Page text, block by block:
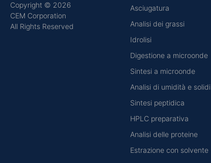
Copyright © 2026
CEM Corporation
All Rights Reserved
Asciugatura
Analisi dei grassi
Idrolisi
Digestione a microonde
Sintesi a microonde
Analisi di umidità e solidi
Sintesi peptidica
HPLC preparativa
Analisi delle proteine
Estrazione con solvente